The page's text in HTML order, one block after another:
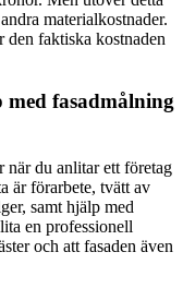
materialkostnader.
den faktiska kostnaden
fasadmålning
när du anlitar ett företag
är förarbete, tvätt av
samt hjälp med
en professionell
och att fasaden även